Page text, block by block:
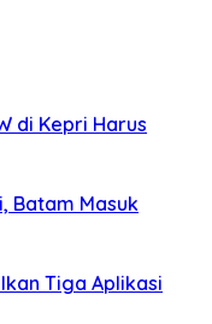
di Kepri Harus
Batam Masuk
Tiga Aplikasi